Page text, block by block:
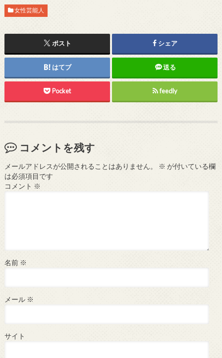
女性芸能人
ポスト シェア
はてブ 送る
Pocket feedly
コメントを残す
メールアドレスが公開されることはありません。 ※ が付いている欄
は必須項目です
コメント ※
名前 ※
メール ※
サイト